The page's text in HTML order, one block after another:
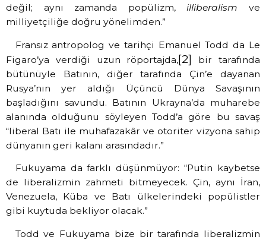
değil; aynı zamanda popülizm,illiberalism ve
milliyetçiliğe doğru yönelimden.”
Fransız antropolog ve tarihçi Emanuel Todd da Le
Figaro’ya verdiği uzun röportajda,[2] bir tarafında
bütünüyle Batının, diğer tarafında Çin’e dayanan
Rusya’nın yer aldığı Üçüncü Dünya Savaşının
başladığını savundu. Batının Ukrayna’da muharebe
alanında olduğunu söyleyen Todd’a göre bu savaş
“liberal Batı ile muhafazakâr ve otoriter vizyona sahip
dünyanın geri kalanı arasındadır.”
Fukuyama da farklı düşünmüyor: “Putin kaybetse
de liberalizmin zahmeti bitmeyecek. Çin, aynı İran,
Venezuela, Küba ve Batı ülkelerindeki popülistler
gibi kuytuda bekliyor olacak.”
Todd ve Fukuyama bize bir tarafında liberalizmin